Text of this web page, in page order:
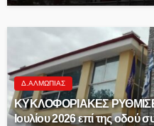
Δ.ΑΛΜΩΠΊΑΣ
ΚΥΚΛΟΦΟΡΙΑΚΕΣ
Ιουλίου 2026 επί της οδού